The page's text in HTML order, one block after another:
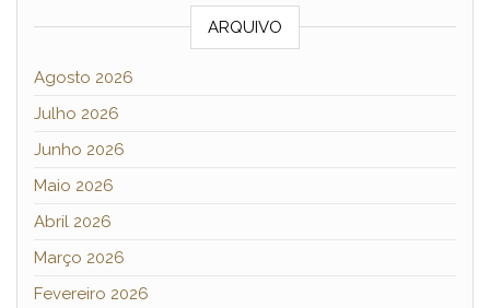
ARQUIVO
Agosto 2026
Julho 2026
Junho 2026
Maio 2026
Abril 2026
Março 2026
Fevereiro 2026